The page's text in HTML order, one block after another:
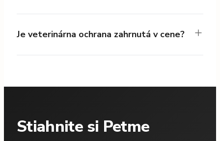
Je veterinárna ochrana zahrnutá v cene?
Stiahnite si Petme